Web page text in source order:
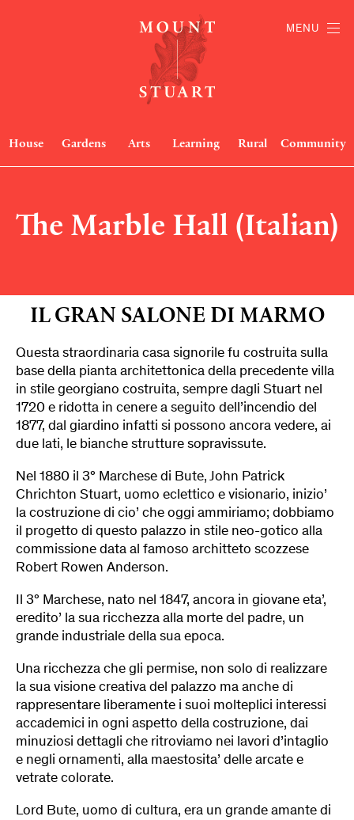
House Gardens Arts Learning Rural Community
MENU
The Marble Hall (Italian)
IL GRAN SALONE DI MARMO
Questa straordinaria casa signorile fu costruita sulla
base della pianta architettonica della precedente villa
in stile georgiano costruita, sempre dagli Stuart nel
1720 e ridotta in cenere a seguito dell’incendio del
1877, dal giardino infatti si possono ancora vedere, ai
due lati, le bianche strutture sopravissute.
Nel 1880 il 3° Marchese di Bute, John Patrick
Chrichton Stuart, uomo eclettico e visionario, inizio’
la costruzione di cio’ che oggi ammiriamo; dobbiamo
il progetto di questo palazzo in stile neo-gotico alla
commissione data al famoso architteto scozzese
Robert Rowen Anderson.
Il 3° Marchese, nato nel 1847, ancora in giovane eta’,
eredito’ la sua ricchezza alla morte del padre, un
grande industriale della sua epoca.
Una ricchezza che gli permise, non solo di realizzare
la sua visione creativa del palazzo ma anche di
rappresentare liberamente i suoi molteplici interessi
accademici in ogni aspetto della costruzione, dai
minuziosi dettagli che ritroviamo nei lavori d’intaglio
e negli ornamenti, alla maestosita’ delle arcate e
vetrate colorate.
Lord Bute, uomo di cultura, era un grande amante di